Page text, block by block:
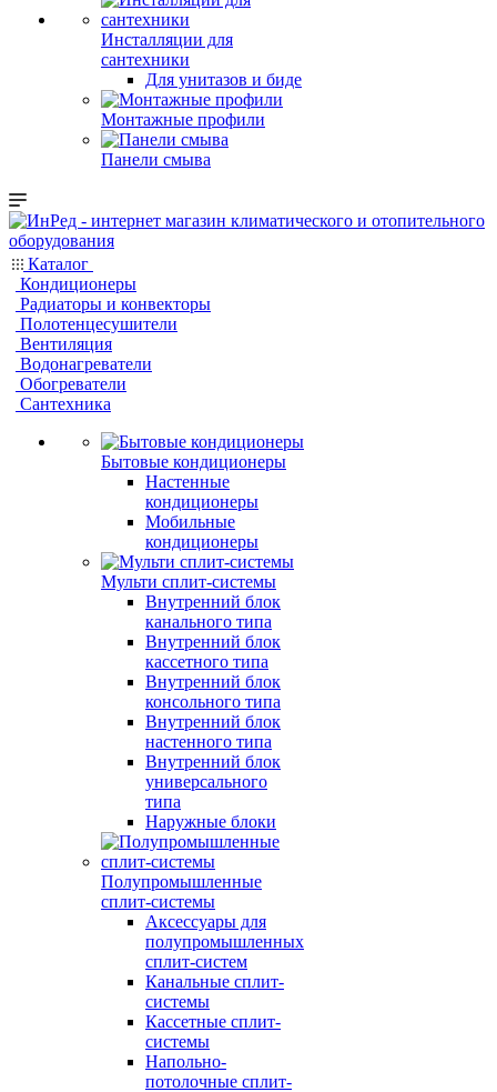
Инсталляции для
сантехники
Для унитазов и биде
Монтажные профили
Панели смыва
Каталог
Кондиционеры
Радиаторы и конвекторы
Полотенцесушители
Вентиляция
Водонагреватели
Обогреватели
Сантехника
Бытовые кондиционеры
Настенные
кондиционеры
Мобильные
кондиционеры
Мульти сплит-системы
Внутренний блок
канального типа
Внутренний блок
кассетного типа
Внутренний блок
консольного типа
Внутренний блок
настенного типа
Внутренний блок
универсального
типа
Наружные блоки
Полупромышленные
сплит-системы
Аксессуары для
полупромышленных
сплит-систем
Канальные сплит-
системы
Кассетные сплит-
системы
Напольно-
потолочные сплит-